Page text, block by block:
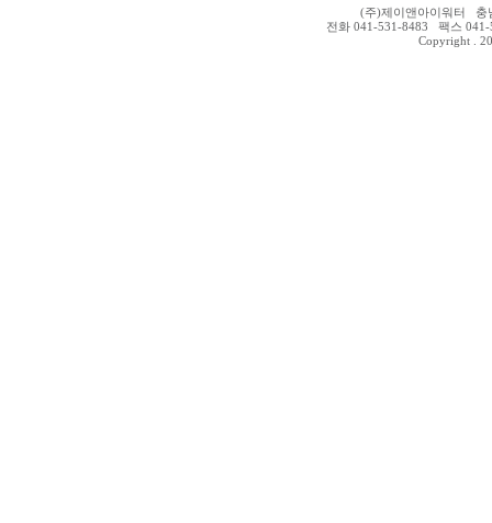
(주)제이앤아이워터 충
전화 041-531-8483 팩스 041-
Copyright .